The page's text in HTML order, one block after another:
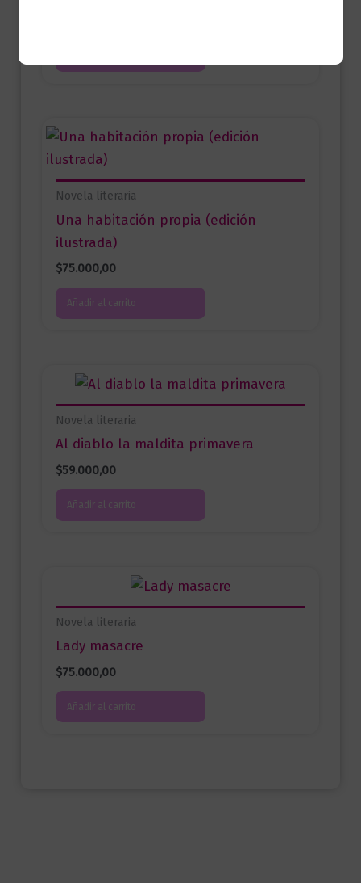
Novela literaria
Una habitación propia (edición
ilustrada)
$75.000,00
Añadir al carrito
Novela literaria
Al diablo la maldita primavera
$59.000,00
Añadir al carrito
Novela literaria
Lady masacre
$75.000,00
Añadir al carrito